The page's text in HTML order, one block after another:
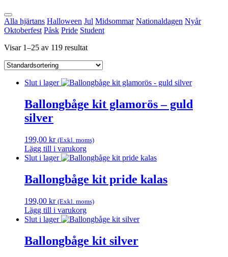
Alla hjärtans Halloween Jul Midsommar Nationaldagen Nyår
Oktoberfest Påsk Pride Student
Visar 1–25 av 119 resultat
Slut i lager
Ballongbåge kit glamorös – guld
silver
199,00 kr (Exkl. moms)
Lägg till i varukorg
Slut i lager
Ballongbåge kit pride kalas
199,00 kr (Exkl. moms)
Lägg till i varukorg
Slut i lager
Ballongbåge kit silver